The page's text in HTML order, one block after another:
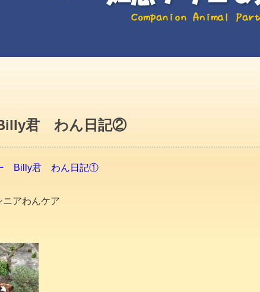
君 わん日記②
Billy君 わん日記①
アわんケア